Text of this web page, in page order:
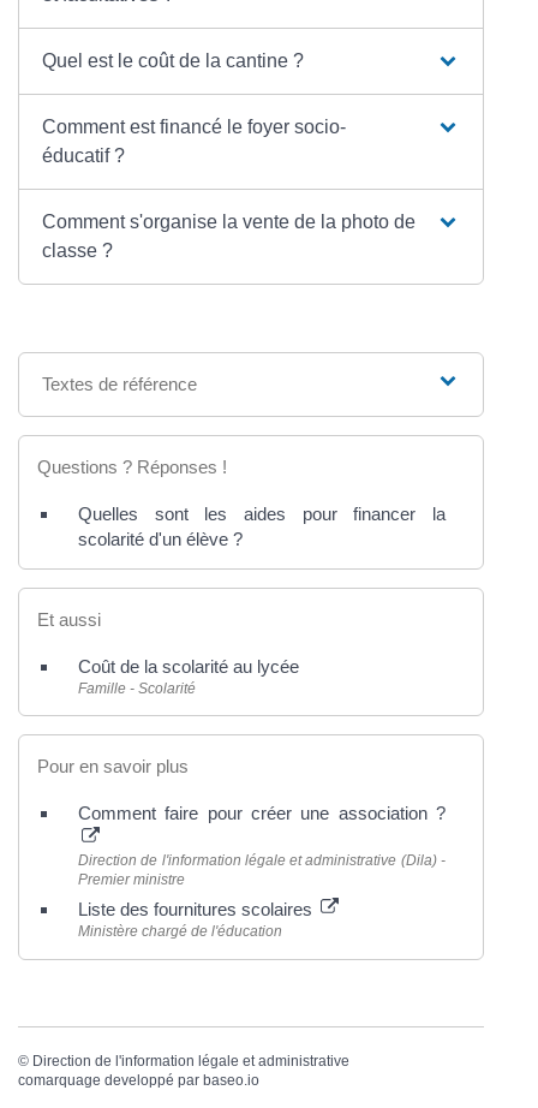
Quel est le coût de la cantine ?
Comment est financé le foyer socio-
éducatif ?
Comment s'organise la vente de la photo de
classe ?
Textes de référence
Questions ? Réponses !
Quelles sont les aides pour financer la
scolarité d'un élève ?
Et aussi
Coût de la scolarité au lycée
Famille - Scolarité
Pour en savoir plus
Comment faire pour créer une association ?
Direction de l'information légale et administrative (Dila) -
Premier ministre
Liste des fournitures scolaires
Ministère chargé de l'éducation
© Direction de l'information légale et administrative
comarquage developpé par baseo.io